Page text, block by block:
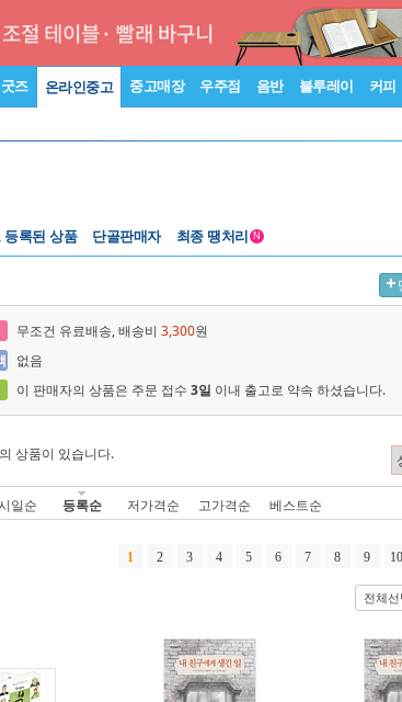
즈 온라인중고 중고매장 우주점 음반 블루레이 커피
등록된 상품 단골판매자 최종 땡처리 N
무조건 유료배송, 배송비 3,300원
없음
이 판매자의 상품은 주문 접수 3일 이내 출고로 약속 하셨습니다.
상품이 있습니다.
일순 등록순 저가격순 고가격순 베스트순
1 2 3 4 5 6 7 8 9 10
전체선